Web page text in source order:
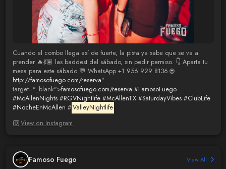
Cuando el combo llega así de fuerte, la pista ya sabe que se va a
prender 🔥💃🏽 las baddest del sábado, sin pedir permiso. 👇 Aparta tu
mesa para este sábado 💬 WhatsApp +1 956 929 8136 🌐
http://famosofuego.com/reserva"
target="_blank">famosofuego.com/reserva #FamosoFuego
#McAllenNights #RGVNightlife #McAllenTX #SaturdayVibes #ClubLife
#NocheEnMcAllen #ValleyNightlife
View on Instagram
Famoso Fuego View All